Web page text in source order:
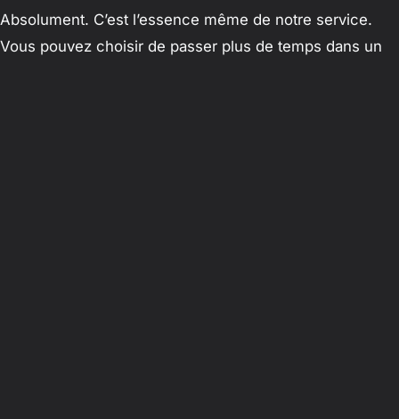
Absolument. C’est l’essence même de notre service.
Vous pouvez choisir de passer plus de temps dans un